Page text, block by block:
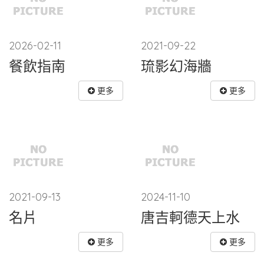
2026-02-11
餐飲指南
更多
2021-09-22
琉影幻海牆
更多
2021-09-13
名片
更多
2024-11-10
唐吉軻德天上水
更多